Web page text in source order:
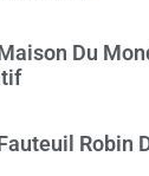
Du
Robin